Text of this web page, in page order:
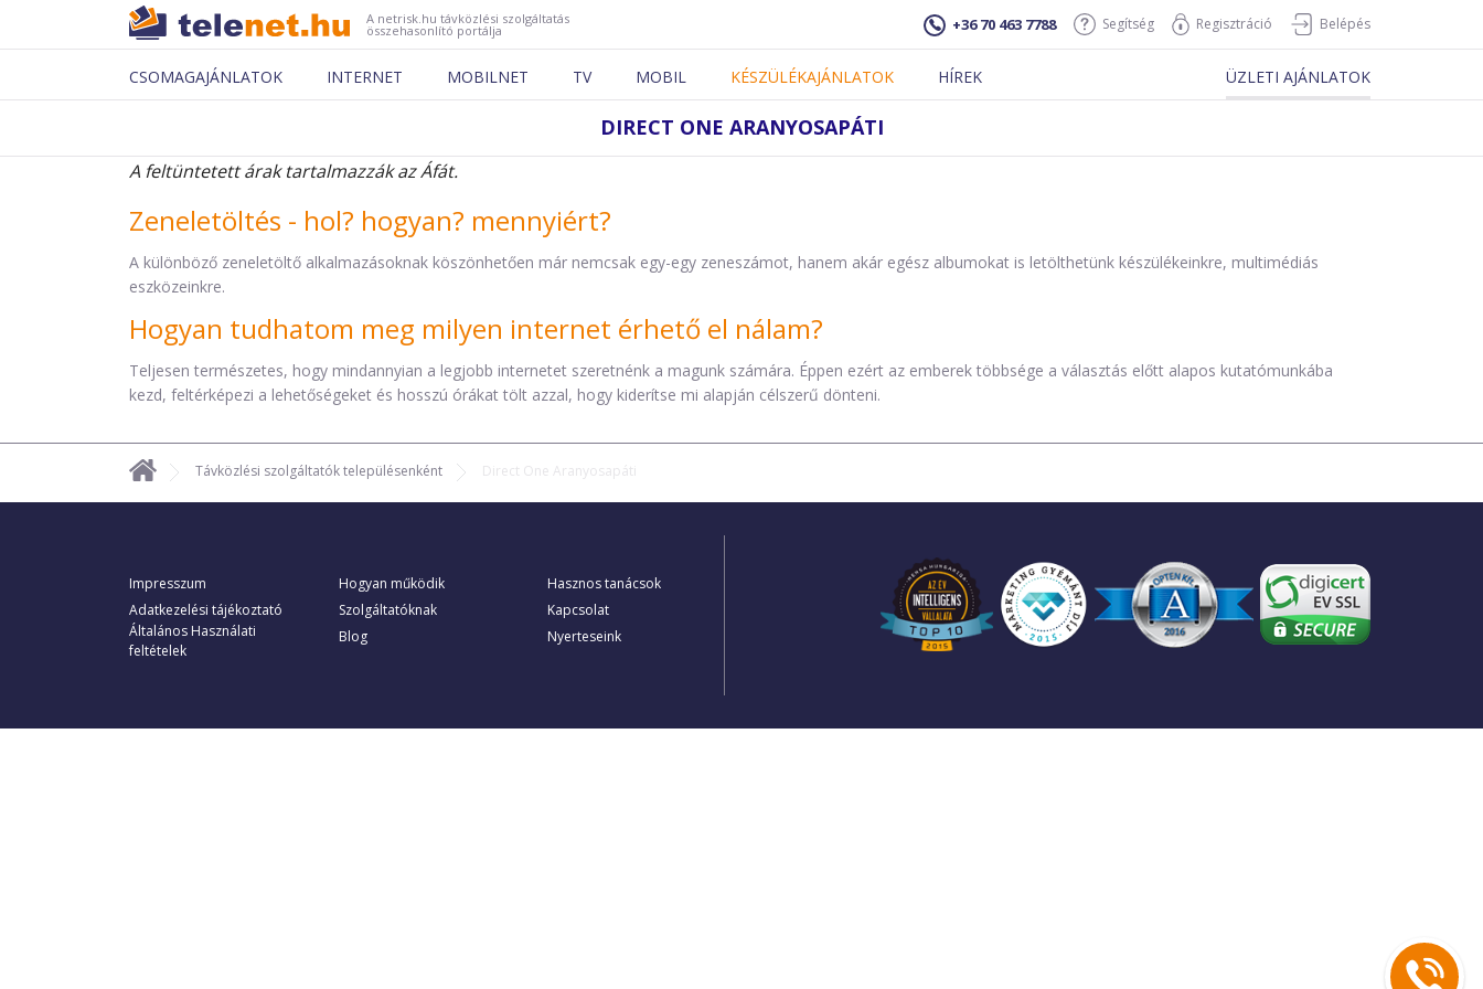
A netrisk.hu távközlési szolgáltatás
összehasonlító portálja +36 70 463 7788 Segítség Regisztráció Belépés
CSOMAGAJÁNLATOK INTERNET MOBILNET TV MOBIL KÉSZÜLÉKAJÁNLATOK HÍREK ÜZLETI AJÁNLATOK
DIRECT ONE ARANYOSAPÁTI
A feltüntetett árak tartalmazzák az Áfát.
Zeneletöltés - hol? hogyan? mennyiért?
A különböző zeneletöltő alkalmazásoknak köszönhetően már nemcsak egy-egy zeneszámot, hanem akár egész albumokat is letölthetünk készülékeinkre, multimédiás
eszközeinkre.
Hogyan tudhatom meg milyen internet érhető el nálam?
Teljesen természetes, hogy mindannyian a legjobb internetet szeretnénk a magunk számára. Éppen ezért az emberek többsége a választás előtt alapos kutatómunkába
kezd, feltérképezi a lehetőségeket és hosszú órákat tölt azzal, hogy kiderítse mi alapján célszerű dönteni.
Távközlési szolgáltatók településenként Direct One Aranyosapáti
Impresszum
Adatkezelési tájékoztató
Általános Használati
feltételek
Hogyan működik
Szolgáltatóknak
Blog
Hasznos tanácsok
Kapcsolat
Nyerteseink